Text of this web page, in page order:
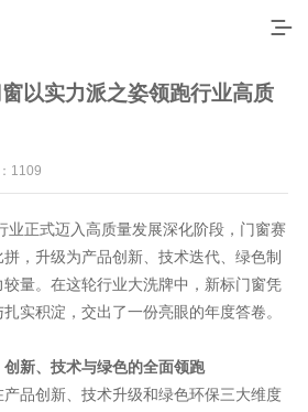
以实力派之姿领跑行业高质
1109
业正式迈入高质量发展深化阶段，门窗赛
，升级为产品创新、技术迭代、绿色制
量。在这轮行业大洗牌中，新标门窗凭
实积淀，交出了一份亮眼的年度答卷。
新、技术与绿色的全面领跑
品创新、技术升级和绿色环保三大维度